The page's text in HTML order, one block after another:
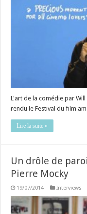
L'art de la comédie par
rendu le Festival du film
Lire la suite »
Un drôle de
Pierre Mocky
19/07/2014 Interviews